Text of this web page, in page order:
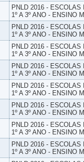
PNLD 2016 -
1º A 3º ANO - ENSINO
PNLD 2016 -
1º A 3º ANO - ENSINO
PNLD 2016 -
1º A 3º ANO - ENSINO
PNLD 2016 -
1º A 3º ANO - ENSINO
PNLD 2016 -
1º A 3º ANO - ENSINO
PNLD 2016 -
1º A 3º ANO - ENSINO
PNLD 2016 -
1º A 3º ANO - ENSINO
PNLD 2016 -
1º A 3º ANO - ENSINO